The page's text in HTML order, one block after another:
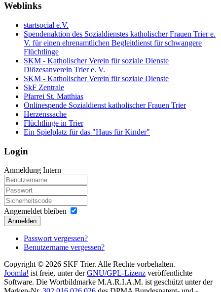
Weblinks
startsocial e.V.
Spendenaktion des Sozialdienstes katholischer Frauen Trier e.
V. für einen ehrenamtlichen Begleitdienst für schwangere
Flüchtlinge
SKM - Katholischer Verein für soziale Dienste
Diözesanverein Trier e. V.
SKM - Katholischer Verein für soziale Dienste
SkF Zentrale
Pfarrei St. Matthias
Onlinespende Sozialdienst katholischer Frauen Trier
Herzenssache
Flüchtlinge in Trier
Ein Spielplatz für das "Haus für Kinder"
Login
Anmeldung Intern
Angemeldet bleiben
Anmelden
Passwort vergessen?
Benutzername vergessen?
Copyright © 2026 SKF Trier. Alle Rechte vorbehalten.
Joomla! ist freie, unter derGNU/GPL-Lizenz veröffentlichte
Software. Die Wortbildmarke M.A.R.I.A.M. ist geschützt unter der